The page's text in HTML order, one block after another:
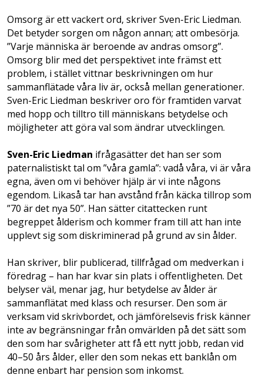
Omsorg är ett vackert ord, skriver Sven-Eric Liedman.
Det betyder sorgen om någon annan; att ombesörja.
”Varje människa är beroende av andras omsorg”.
Omsorg blir med det perspektivet inte främst ett
problem, i stället vittnar beskrivningen om hur
sammanflätade våra liv är, också mellan generationer.
Sven-Eric Liedman beskriver oro för framtiden varvat
med hopp och tilltro till människans betydelse och
möjligheter att göra val som ändrar utvecklingen.
Sven-Eric Liedman ifrågasätter det han ser som
paternalistiskt tal om ”våra gamla”: vadå våra, vi är våra
egna, även om vi behöver hjälp är vi inte någons
egendom. Likaså tar han avstånd från käcka tillrop som
”70 är det nya 50”. Han sätter citattecken runt
begreppet ålderism och kommer fram till att han inte
upplevt sig som diskriminerad på grund av sin ålder.
Han skriver, blir publicerad, tillfrågad om medverkan i
föredrag – han har kvar sin plats i offentligheten. Det
belyser väl, menar jag, hur betydelse av ålder är
sammanflätat med klass och resurser. Den som är
verksam vid skrivbordet, och jämförelsevis frisk känner
inte av begränsningar från omvärlden på det sätt som
den som har svårigheter att få ett nytt jobb, redan vid
40–50 års ålder, eller den som nekas ett banklån om
denne enbart har pension som inkomst.